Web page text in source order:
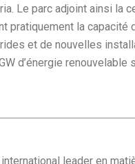
Le parc adjoint ainsi la
pratiquement la capacité
et de nouvelles
d’énergie renouvelable
leader en